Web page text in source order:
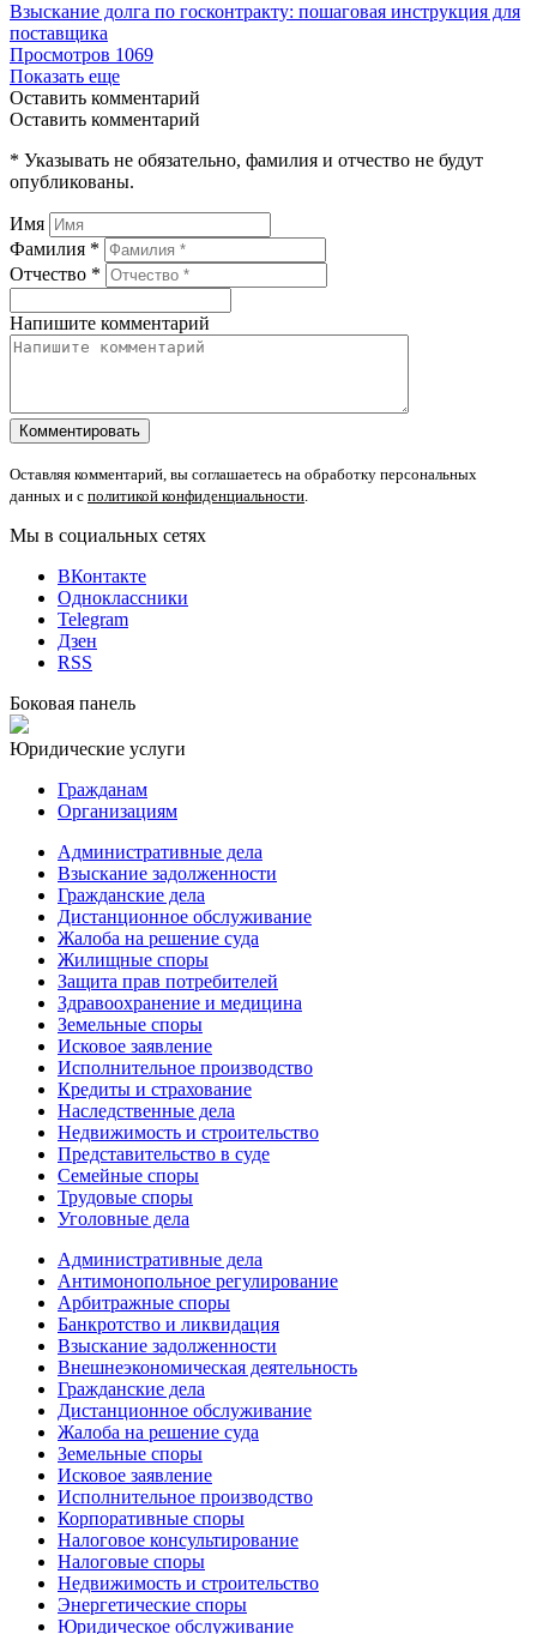
Взыскание долга по госконтракту: пошаговая инструкция для
поставщика
Просмотров 1069
Показать еще
Оставить комментарий
Оставить комментарий
* Указывать не обязательно, фамилия и отчество не будут
опубликованы.
Имя
Фамилия *
Отчество *
Напишите комментарий
Оставляя комментарий, вы соглашаетесь на обработку персональных
данных и с политикой конфиденциальности.
Мы в социальных сетях
ВКонтакте
Одноклассники
Telegram
Дзен
RSS
Боковая панель
Юридические услуги
Гражданам
Организациям
Административные дела
Взыскание задолженности
Гражданские дела
Дистанционное обслуживание
Жалоба на решение суда
Жилищные споры
Защита прав потребителей
Здравоохранение и медицина
Земельные споры
Исковое заявление
Исполнительное производство
Кредиты и страхование
Наследственные дела
Недвижимость и строительство
Представительство в суде
Семейные споры
Трудовые споры
Уголовные дела
Административные дела
Антимонопольное регулирование
Арбитражные споры
Банкротство и ликвидация
Взыскание задолженности
Внешнеэкономическая деятельность
Гражданские дела
Дистанционное обслуживание
Жалоба на решение суда
Земельные споры
Исковое заявление
Исполнительное производство
Корпоративные споры
Налоговое консультирование
Налоговые споры
Недвижимость и строительство
Энергетические споры
Юридическое обслуживание